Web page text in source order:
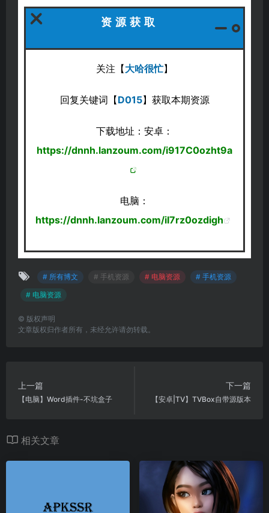
资源获取
关注【大哈很忙】
回复关键词【D015】获取本期资源
下载地址：安卓：
https://dnnh.lanzoum.com/i917C0ozht9a
电脑：
https://dnnh.lanzoum.com/iI7rz0ozdigh
# 所有博文 # 手机资源 # 电脑资源
# 手机资源
# 电脑资源
© 版权声明
文章版权归作者所有，未经允许请勿转载。
上一篇
【电脑】Word插件-不坑盒子
下一篇
【安卓|TV】TVBox自带源版本
相关文章